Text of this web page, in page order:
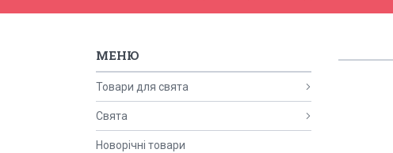
Товари для свята
Свята
Новорічні товари